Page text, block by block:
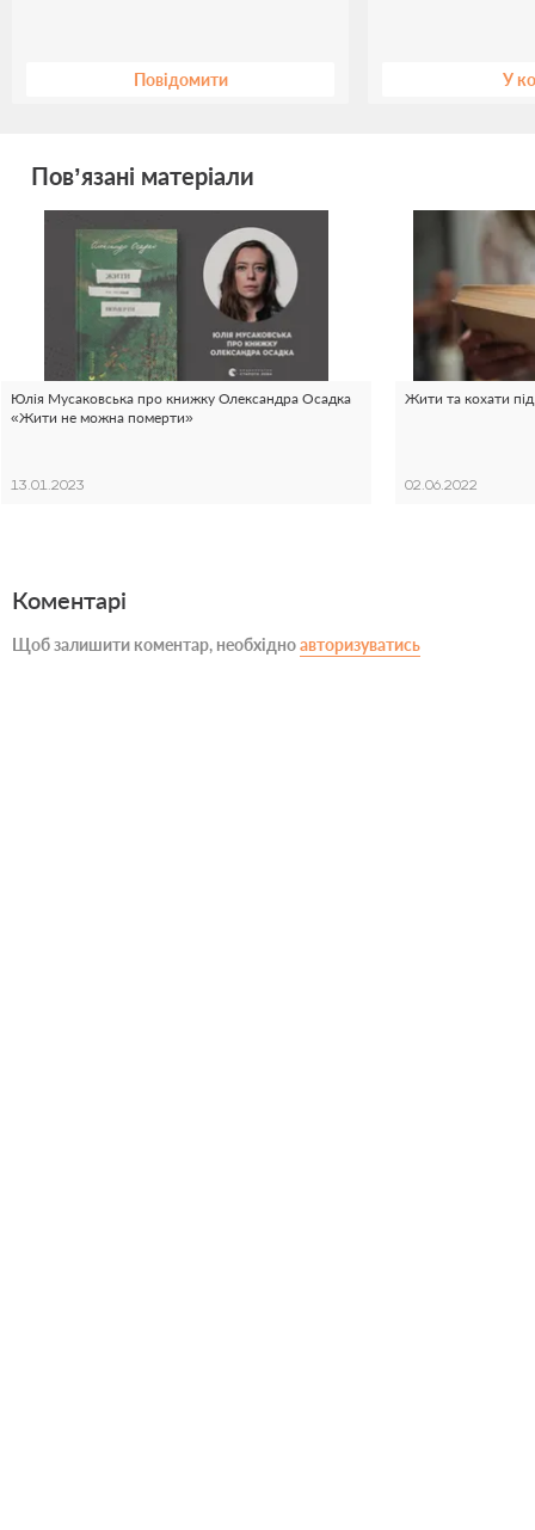
Повідомити У
Пов’язані матеріали
Юлія Мусаковська про книжку Олександра Осадка
«Жити не можна померти»
13.01.2023
Жити та кохати під
02.06.2022
Коментарі
Щоб залишити коментар, необхідноавторизуватись